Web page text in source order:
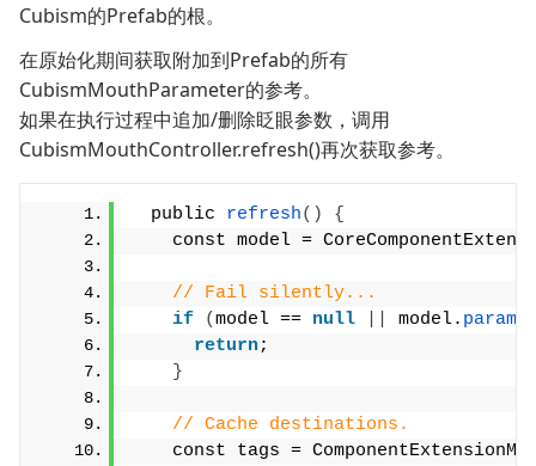
Cubism的Prefab的根。
在原始化期间获取附加到Prefab的所有
CubismMouthParameter的参考。
如果在执行过程中追加/删除眨眼参数，调用
CubismMouthController.refresh()再次获取参考。
  public
refresh()
{
const model =
// Fail silently...
if
(model == null model.
return;
}
// Cache destinations.
const tags =